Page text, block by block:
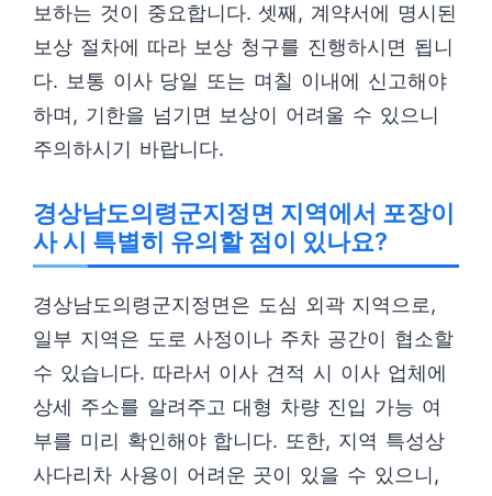
보하는 것이 중요합니다. 셋째, 계약서에 명시된
보상 절차에 따라 보상 청구를 진행하시면 됩니
다. 보통 이사 당일 또는 며칠 이내에 신고해야
하며, 기한을 넘기면 보상이 어려울 수 있으니
주의하시기 바랍니다.
경상남도의령군지정면 지역에서 포장이
사 시 특별히 유의할 점이 있나요?
경상남도의령군지정면은 도심 외곽 지역으로,
일부 지역은 도로 사정이나 주차 공간이 협소할
수 있습니다. 따라서 이사 견적 시 이사 업체에
상세 주소를 알려주고 대형 차량 진입 가능 여
부를 미리 확인해야 합니다. 또한, 지역 특성상
사다리차 사용이 어려운 곳이 있을 수 있으니,